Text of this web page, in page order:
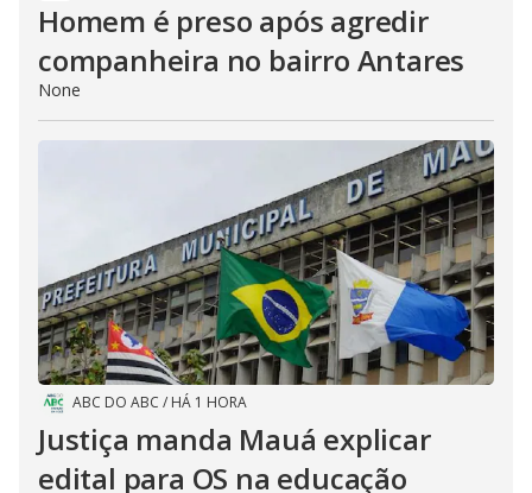
Homem é preso após agredir
companheira no bairro Antares
None
ABC DO ABC / HÁ 1 HORA
Justiça manda Mauá explicar
edital para OS na educação